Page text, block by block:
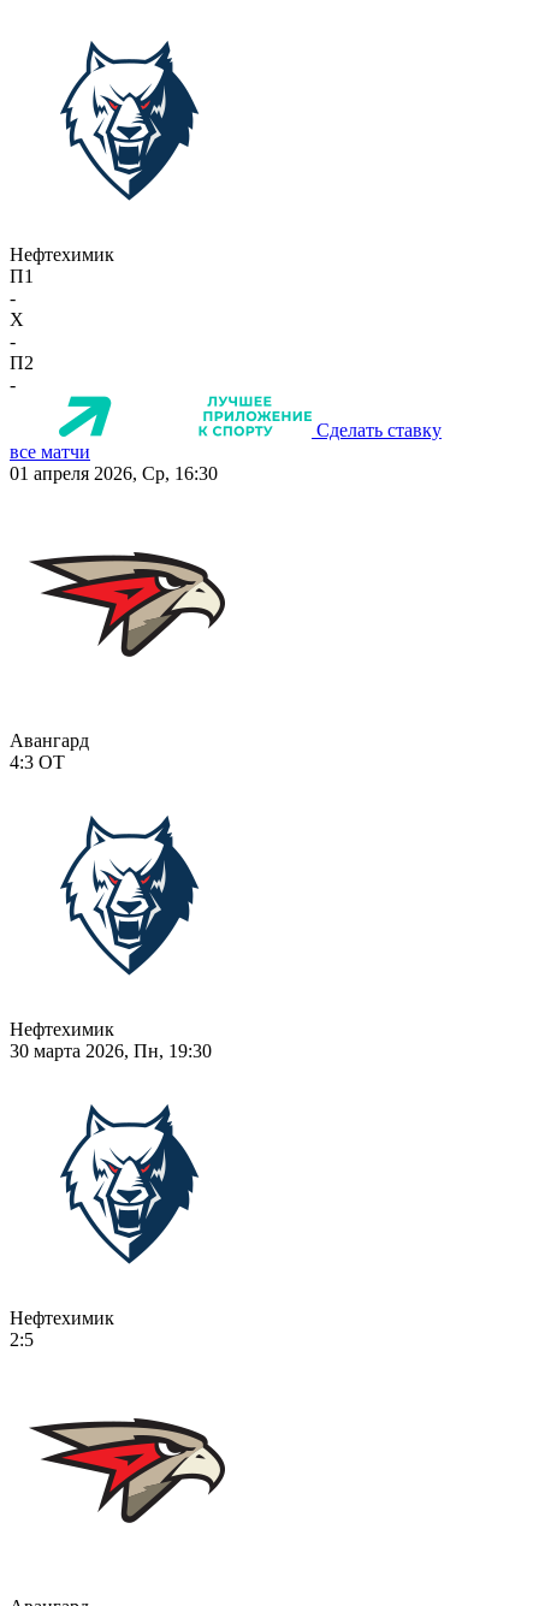
Нефтехимик
П1
-
X
-
П2
-
Сделать ставку
все матчи
01 апреля 2026, Ср, 16:30
Авангард
4:3 ОТ
Нефтехимик
30 марта 2026, Пн, 19:30
Нефтехимик
2:5